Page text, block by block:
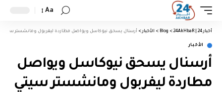
Aa
أخبار 24 | 24AkHbaR >
Blog
> الأخبار > أرسنال يسحق نيوكاسل ويواصل مطاردة ليفربول ومانشستر سيتي
الأخبار
أرسنال يسحق نيوكاسل ويواصل
مطاردة ليفربول ومانشستر سيتي